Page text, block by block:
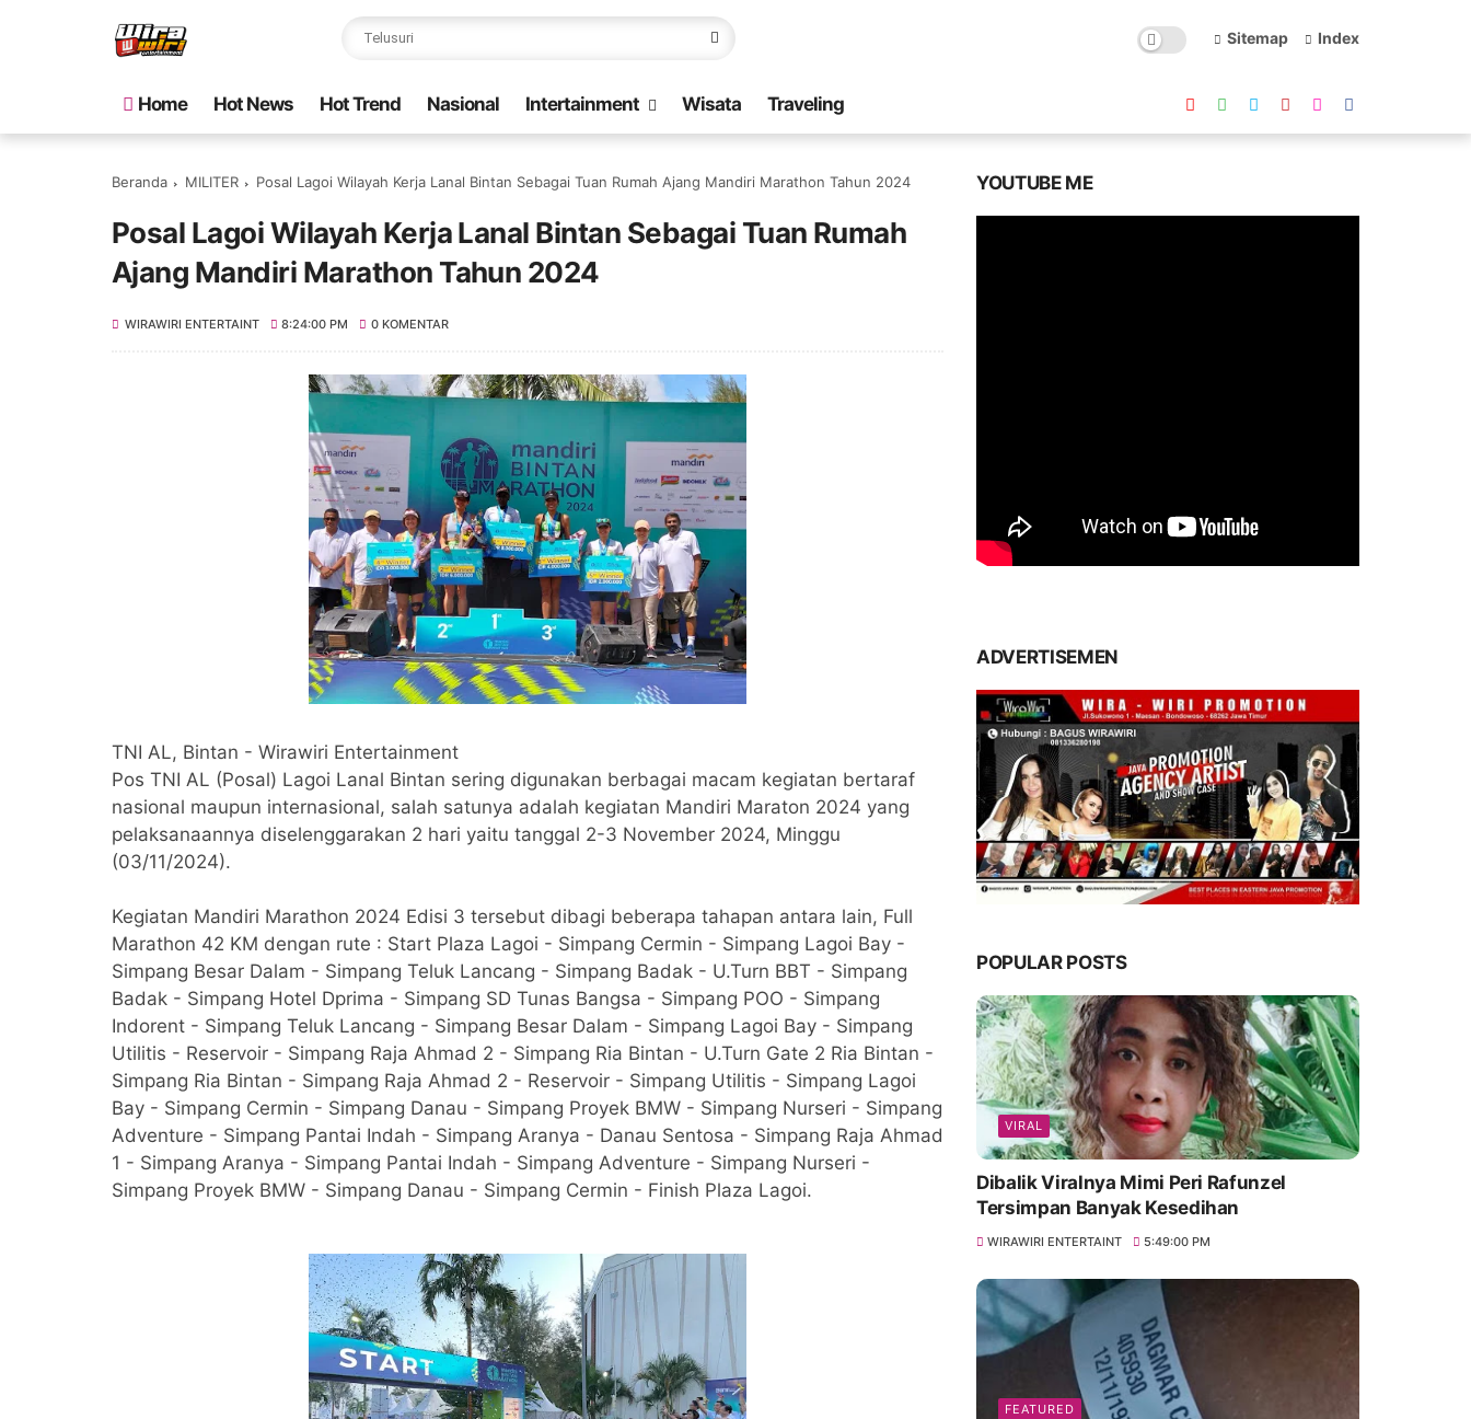
Sitemap Index
Home Hot News Hot Trend Nasional Intertainment Wisata Traveling
Beranda MILITER Posal Lagoi Wilayah Kerja Lanal Bintan Sebagai Tuan Rumah Ajang Mandiri Marathon Tahun 2024
Posal Lagoi Wilayah Kerja Lanal Bintan Sebagai Tuan Rumah
Ajang Mandiri Marathon Tahun 2024
WIRAWIRI ENTERTAINT 8:24:00 PM 0 KOMENTAR
TNI AL, Bintan - Wirawiri Entertainment
Pos TNI AL (Posal) Lagoi Lanal Bintan sering digunakan berbagai macam kegiatan bertaraf
nasional maupun internasional, salah satunya adalah kegiatan Mandiri Maraton 2024 yang
pelaksanaannya diselenggarakan 2 hari yaitu tanggal 2-3 November 2024, Minggu
(03/11/2024).
Kegiatan Mandiri Marathon 2024 Edisi 3 tersebut dibagi beberapa tahapan antara lain, Full
Marathon 42 KM dengan rute : Start Plaza Lagoi - Simpang Cermin - Simpang Lagoi Bay -
Simpang Besar Dalam - Simpang Teluk Lancang - Simpang Badak - U.Turn BBT - Simpang
Badak - Simpang Hotel Dprima - Simpang SD Tunas Bangsa - Simpang POO - Simpang
Indorent - Simpang Teluk Lancang - Simpang Besar Dalam - Simpang Lagoi Bay - Simpang
Utilitis - Reservoir - Simpang Raja Ahmad 2 - Simpang Ria Bintan - U.Turn Gate 2 Ria Bintan -
Simpang Ria Bintan - Simpang Raja Ahmad 2 - Reservoir - Simpang Utilitis - Simpang Lagoi
Bay - Simpang Cermin - Simpang Danau - Simpang Proyek BMW - Simpang Nurseri - Simpang
Adventure - Simpang Pantai Indah - Simpang Aranya - Danau Sentosa - Simpang Raja Ahmad
1 - Simpang Aranya - Simpang Pantai Indah - Simpang Adventure - Simpang Nurseri -
Simpang Proyek BMW - Simpang Danau - Simpang Cermin - Finish Plaza Lagoi.
YOUTUBE ME
ADVERTISEMEN
POPULAR POSTS
VIRAL
Dibalik Viralnya Mimi Peri Rafunzel
Tersimpan Banyak Kesedihan
WIRAWIRI ENTERTAINT 5:49:00 PM
FEATURED